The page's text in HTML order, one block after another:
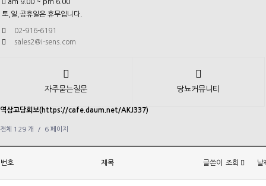
am 9:00 ~ pm 6:00
토,일,공휴일은 휴무입니다.
02-916-6191
sales2@i-sens.com
자주묻는질문 당뇨커뮤니티
역삼교당회보(https://cafe.daum.net/AKJ337)
전체 129 개 / 6 페이지
번호 제목 글쓴이 조회 날